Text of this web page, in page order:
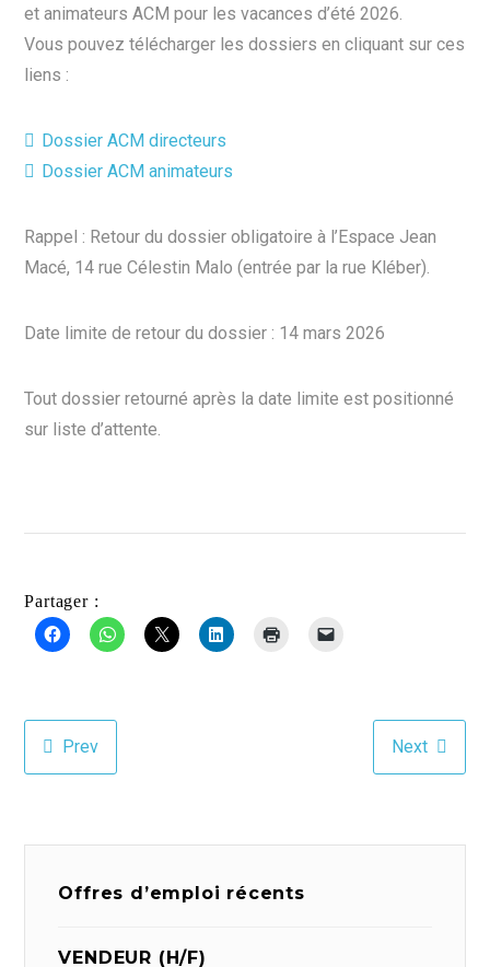
et animateurs ACM pour les vacances d’été 2026.
Vous pouvez télécharger les dossiers en cliquant sur ces
liens :
Dossier ACM directeurs
Dossier ACM animateurs
Rappel : Retour du dossier obligatoire à l’Espace Jean
Macé, 14 rue Célestin Malo (entrée par la rue Kléber).
Date limite de retour du dossier : 14 mars 2026
Tout dossier retourné après la date limite est positionné
sur liste d’attente.
Partager :
Prev Next
Offres d’emploi récents
VENDEUR (H/F)